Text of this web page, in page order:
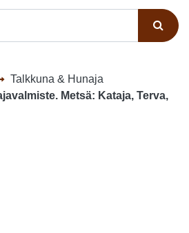
Talkkuna & Hunaja
Metsä: Kataja, Terva,